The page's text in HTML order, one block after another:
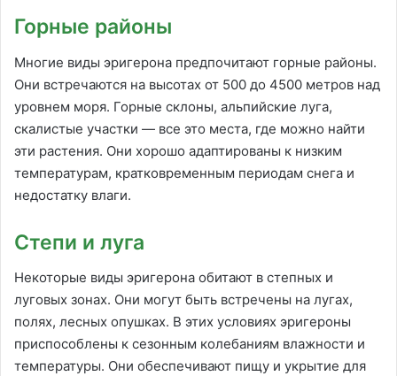
Горные районы
Многие виды эригерона предпочитают горные районы.
Они встречаются на высотах от 500 до 4500 метров над
уровнем моря. Горные склоны, альпийские луга,
скалистые участки — все это места, где можно найти
эти растения. Они хорошо адаптированы к низким
температурам, кратковременным периодам снега и
недостатку влаги.
Степи и луга
Некоторые виды эригерона обитают в степных и
луговых зонах. Они могут быть встречены на лугах,
полях, лесных опушках. В этих условиях эригероны
приспособлены к сезонным колебаниям влажности и
температуры. Они обеспечивают пищу и укрытие для